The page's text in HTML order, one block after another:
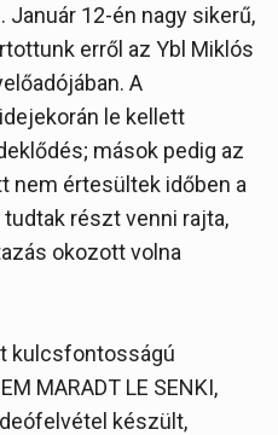
12-én nagy sikerű,
erről az Ybl Miklós
A
le kellett
mások pedig az
nem értesültek időben a
részt venni rajta,
okozott volna
kulcsfontosságú
MARADT LE SENKI,
készült,